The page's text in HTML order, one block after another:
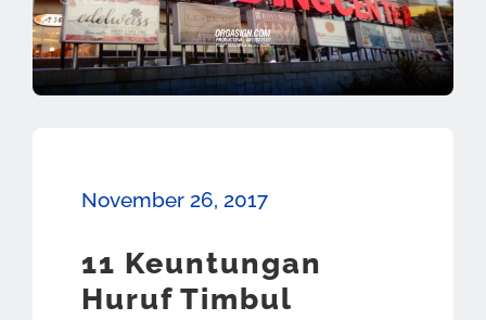
November 26, 2017
11 Keuntungan
Huruf Timbul